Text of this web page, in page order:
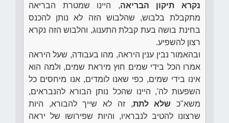
נקרא תיקון הבריאה, היינו שמטרת הבריאה
מתקבלת בלבוש, שהלבוש הזה לא נותן להכנס
בחינת בושה בעת קבלת התענוג, והלבוש הזה נקרא
רצון להשפיע.
ובהאמור נבין ענין היראה, מהו בעבודה, שעל היראה
אמרו הכל בידי שמים חוץ מיראת שמים, ולמה הוא
אינו בידי שמים, כפי שאנו לומדים, אנו מיחסים כל
השפעות לה', היינו שהכל נותן הבורא להנבראים,
משא"כ שלא לתת, זה לא שייך להבורא, היות
שרצונו להטיב לנבראיו, והיות שפירושו של יראה